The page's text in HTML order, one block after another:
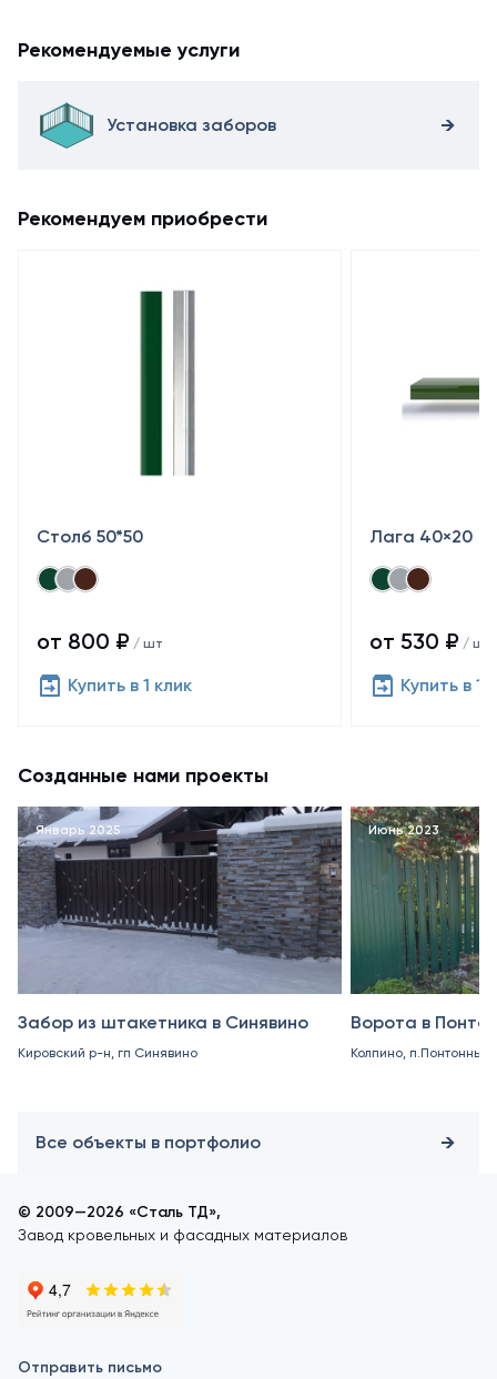
Рекомендуемые услуги
Установка заборов
Рекомендуем приобрести
Столб 50*50
от 800 ₽ / шт
Купить в 1 клик
Лага 40×20
от 530 ₽ / шт
Купить в 1
Созданные нами проекты
Январь 2025
Забор из штакетника в Синявино
Кировский р-н, гп Синявино
Июнь 2023
Ворота в
Колпино, п.Понтонный
Все объекты в портфолио
© 2009—2026 «Сталь ТД»,
Завод кровельных и фасадных материалов
Отправить письмо